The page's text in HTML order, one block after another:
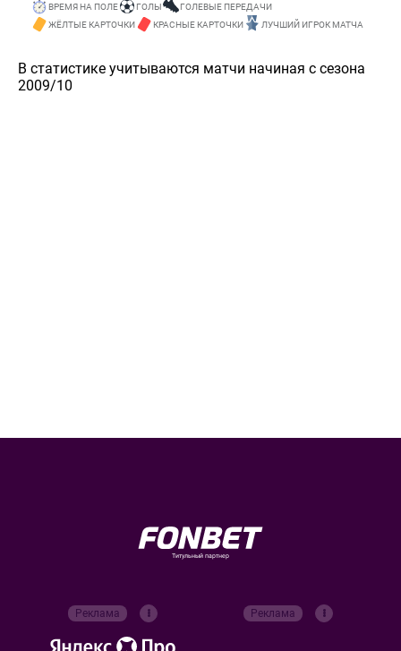
ВРЕМЯ НА ПОЛЕ ГОЛЫ
ГОЛЕВЫЕ ПЕРЕДАЧИ
ЖЁЛТЫЕ КАРТОЧКИ
КРАСНЫЕ КАРТОЧКИ ЛУЧШИЙ ИГРОК МАТЧА
В статистике учитываются матчи начиная с сезона
2009/10
Титульный партнер
Реклама Реклама